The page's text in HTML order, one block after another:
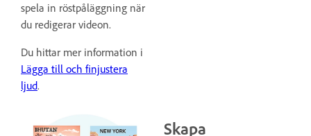
spela in röstpåläggning när
du redigerar videon.
Du hittar mer information i
Lägga till och finjustera
ljud.
Skapa